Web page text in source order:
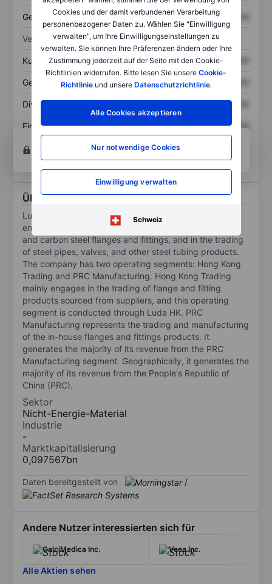
Cookies und der damit verbundenen Verarbeitung
personenbezogener Daten zu. Wählen Sie "Einwilligung
verwalten", um Ihre Einwilligungseinstellungen zu
verwalten. Sie können Ihre Präferenzen ändern oder Ihre
Zustimmung jederzeit auf der Seite mit den Cookie-
Richtlinien widerrufen. Bitte lesen Sie unsere Cookie-
Richtlinieund unsere Datenschutzrichtlinie.
Alle Cookies akzeptieren
Nur notwendige Cookies
Einwilligung verwalten
Schweiz
Gesamtschulden XXXXXXX XXXXXXX
Verhältnisse
Kurs/Umsatz XXXXXXX XXXXXXX
Gewinn je Aktie XXXXXXX
Dividende je Aktie XXXXXXX
Eigenkapitalrendite XXXXXXX
XXXXXXX
Konto eröffnenum Zugriff auf mehr Diagramm-
und Analyse-Tools zu erhalten.
Über Luda Technology Group Limited
Luda Technology Group Ltd is a company principally
engaged in the manufacture and sale of stainless steel
and carbon steel flanges and fittings, and in the trading
of steel pipes, valves, and other steel tubing products.
The company has two operating segments: Hong Kong
Trading and PRC Manufacturing. Hong Kong Trading
mainly engages in the trading of flange and fitting
products sourced from suppliers, and this operating
segment is conducted through Luda HK. PRC
Manufacturing represents the trading and manufacturing
of the in-house flanges and fittings products. It
generates the majority of its revenue from the PRC
Manufacturing segment. Geographically, it generates the
majority of its revenue from the People's Republic of
China (PRC).
Sektor
Nicht-Energie-Material
Industrie
-
Marktkapitalisierung
0,097567bn
Daten bereitgestellt von /
Andere Nutzer interessierten sich für
CalciMedica Inc. Veea Inc.
Alle Aktien sehen